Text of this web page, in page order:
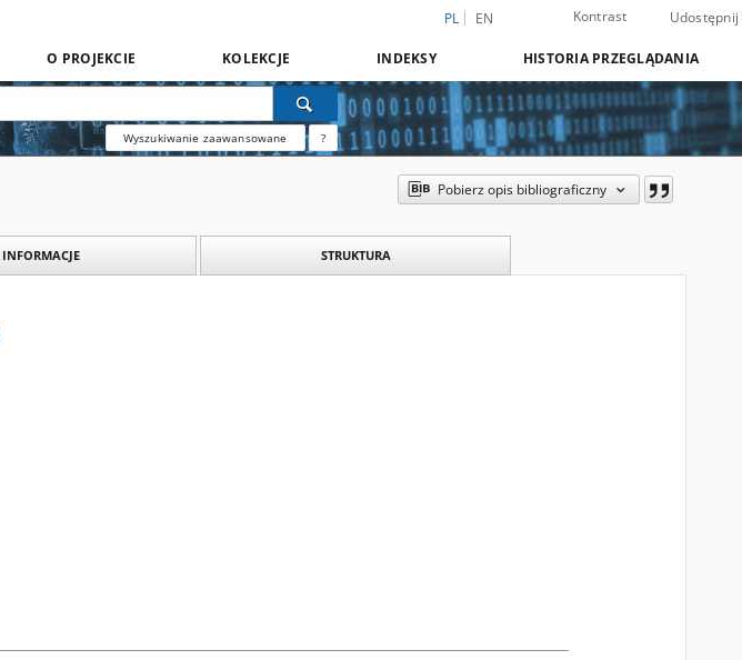
PL EN Kontrast Udostępnij
O PROJEKCIE KOLEKCJE INDEKSY HISTORIA PRZEGLĄDANIA
Wyszukiwanie zaawansowane ?
Pobierz opis bibliograficzny
INFORMACJE STRUKTURA